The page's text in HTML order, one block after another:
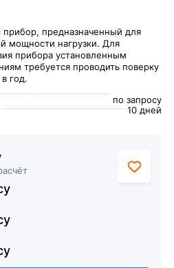
предназначенный для
мощности нагрузки. Для
прибора установленным
требуется проводить поверку
год.
по запросу
10 дней